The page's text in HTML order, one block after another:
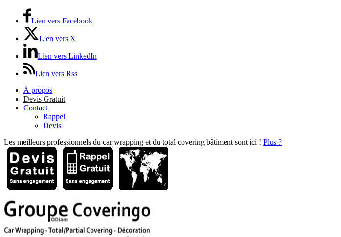
Lien vers Facebook
Lien vers X
Lien vers LinkedIn
Lien vers Rss
À propos
Devis Gratuit
Contact
Rappel
Devis
Les meilleurs professionnels du car wrapping et du total covering bâtiment sont ici ! Plus ?